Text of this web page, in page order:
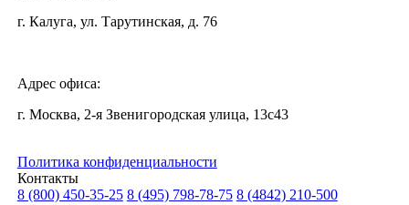
г. Калуга, ул. Тарутинская, д. 76
Адрес офиса:
г. Москва, 2-я Звенигородская улица, 13с43
Политика конфиденциальности
Контакты
8 (800) 450-35-25 8 (495) 798-78-75 8 (4842) 210-500